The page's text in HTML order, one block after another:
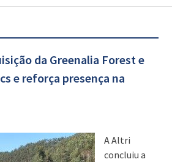
da Greenalia Forest e
e reforça presença na
A Altri
concluiu a